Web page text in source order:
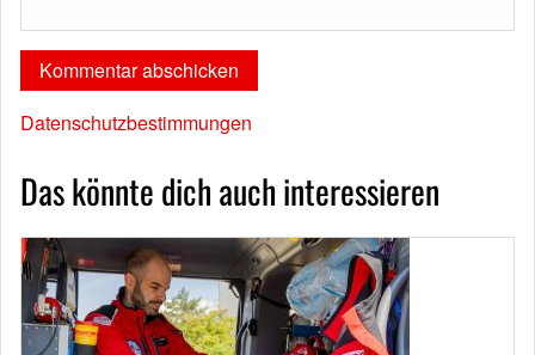
Datenschutzbestimmungen
Das könnte dich auch interessieren